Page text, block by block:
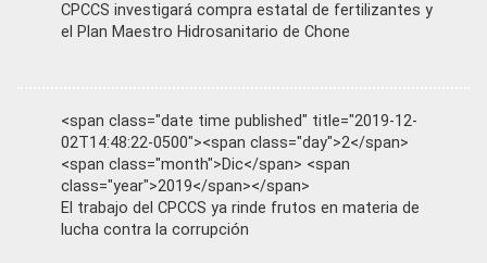
CPCCS investigará compra estatal de fertilizantes y
el Plan Maestro Hidrosanitario de Chone
<span class="date time published" title="2019-12-
02T14:48:22-0500"><span class="day">2</span>
<span class="month">Dic</span> <span
class="year">2019</span></span>
El trabajo del CPCCS ya rinde frutos en materia de
lucha contra la corrupción